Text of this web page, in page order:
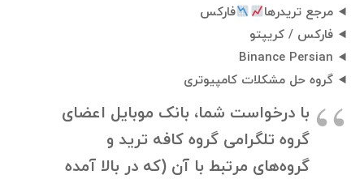
مرجع تریدرها
فارکس
فارکس / کریپتو
Binance Persian
گروه حل مشکلات کامپیوتری
با درخواست شما، بانک موبایل اعضای
گروه تلگرامی گروه کافه ترید و
گروه‌های مرتبط با آن (که در بالا آمده